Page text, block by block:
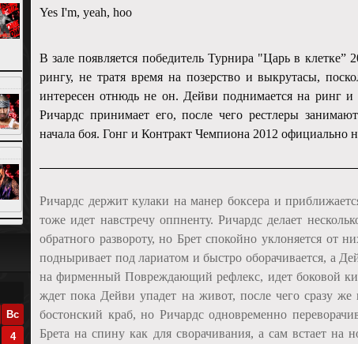
Вс
4
Yes I'm, yeah, hoo
В зале появляется победитель Турнира "Царь в клетке”
рингу, не тратя время на позерство и выкрутасы,
интересен отнюдь не он. Дейви поднимается на ринг и
Ричардс принимает его, после чего рестлеры
начала боя. Гонг и Контракт Чемпиона 2012 официально
Ричардс держит кулаки на манер боксера и
тоже идет навстречу оппненту. Ричардс делает
обратного развороту, но Брет спокойно уклоняется от
подныривает под лариатом и быстро оборачивается, а
на фирменный Повреждающий рефлекс, идет боковой
ждет пока Дейви упадет на живот, после чего сразу же
бостонский краб, но Ричардс одновременно
Брета на спину как для сворачивания, а сам встает на